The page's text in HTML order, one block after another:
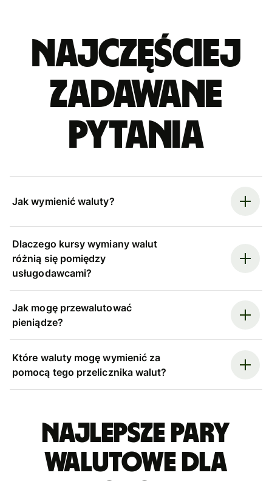
Najczęściej
zadawane
pytania
Jak wymienić waluty?
Dlaczego kursy wymiany walut
różnią się pomiędzy
usługodawcami?
Jak mogę przewalutować
pieniądze?
Które waluty mogę wymienić za
pomocą tego przelicznika walut?
Najlepsze pary
walutowe dla